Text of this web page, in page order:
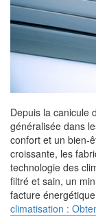
Depuis la canicule
généralisée dans
confort et un bien-
croissante, les
technologie des
filtré et sain, un
facture
climatisation :